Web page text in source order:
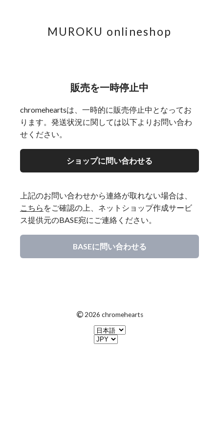
MUROKU onlineshop
販売を一時停止中
chromeheartsは、一時的に販売停止中となってお
ります。発送状況に関しては以下よりお問い合わ
せください。
ショップに問い合わせる
上記のお問い合わせから連絡が取れない場合は、
こちら をご確認の上、ネットショップ作成サービ
ス提供元のBASE宛にご連絡ください。
BASEに問い合わせる
© 2026 chromehearts